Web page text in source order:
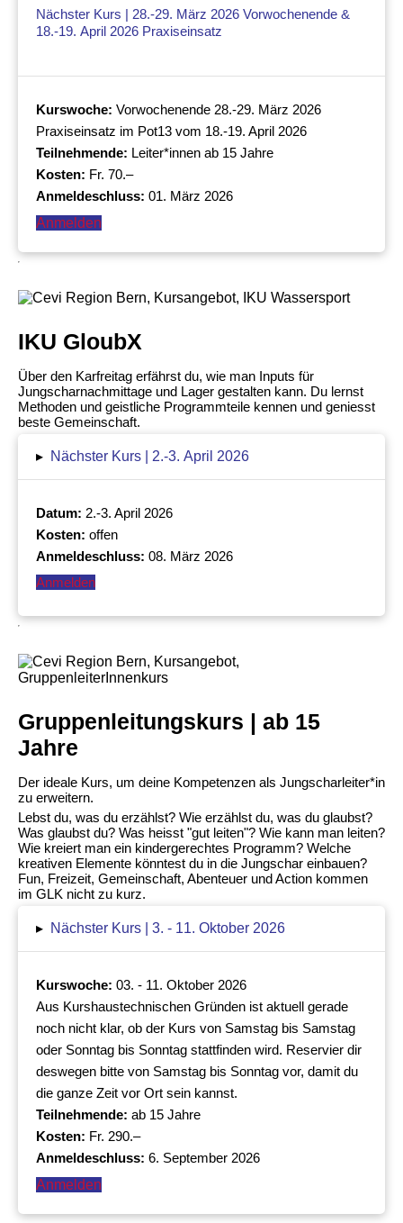
Nächster Kurs | 28.-29. März 2026 Vorwochenende &
18.-19. April 2026 Praxiseinsatz
Kurswoche: Vorwochenende 28.-29. März 2026
Praxiseinsatz im Pot13 vom 18.-19. April 2026
Teilnehmende: Leiter*innen ab 15 Jahre
Kosten: Fr. 70.–
Anmeldeschluss: 01. März 2026
Anmelden
IKU GloubX
Über den Karfreitag erfährst du, wie man Inputs für
Jungscharnachmittage und Lager gestalten kann. Du lernst
Methoden und geistliche Programmteile kennen und geniesst
beste Gemeinschaft.
▸ Nächster Kurs | 2.-3. April 2026
Datum: 2.-3. April 2026
Kosten: offen
Anmeldeschluss: 08. März 2026
Anmelden
Gruppenleitungskurs | ab 15
Jahre
Der ideale Kurs, um deine Kompetenzen als Jungscharleiter*in
zu erweitern.
Lebst du, was du erzählst? Wie erzählst du, was du glaubst?
Was glaubst du? Was heisst "gut leiten"? Wie kann man leiten?
Wie kreiert man ein kindergerechtes Programm? Welche
kreativen Elemente könntest du in die Jungschar einbauen?
Fun, Freizeit, Gemeinschaft, Abenteuer und Action kommen
im GLK nicht zu kurz.
▸ Nächster Kurs | 3. - 11. Oktober 2026
Kurswoche: 03. - 11. Oktober 2026
Aus Kurshaustechnischen Gründen ist aktuell gerade
noch nicht klar, ob der Kurs von Samstag bis Samstag
oder Sonntag bis Sonntag stattfinden wird. Reservier dir
deswegen bitte von Samstag bis Sonntag vor, damit du
die ganze Zeit vor Ort sein kannst.
Teilnehmende: ab 15 Jahre
Kosten: Fr. 290.–
Anmeldeschluss: 6. September 2026
Anmelden